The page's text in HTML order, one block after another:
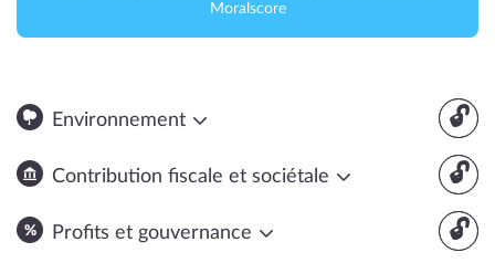
Moralscore
🔓
Environnement
🔓
Contribution fiscale et sociétale
🔓
Profits et gouvernance